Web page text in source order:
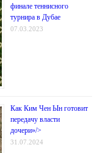
финале теннисного
турнира в Дубае
07.03.2023
Как Ким Чен Ын готовит
передачу власти
дочери»/>
31.07.2024